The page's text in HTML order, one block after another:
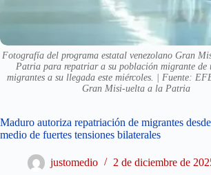
Fotografía del programa estatal venezolano Gran
Patria para repatriar a su población migrante de
migrantes a su llegada este miércoles. | Fuente:
Gran Misi-uelta a la Patria
Maduro autoriza repatriación de migrantes
medio de fuertes tensiones bilaterales
justomedio 2 de diciembre de